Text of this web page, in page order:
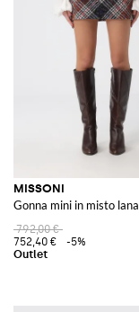
MISSONI
Gonna mini in misto lana
792,00 €
752,40 €
-5%